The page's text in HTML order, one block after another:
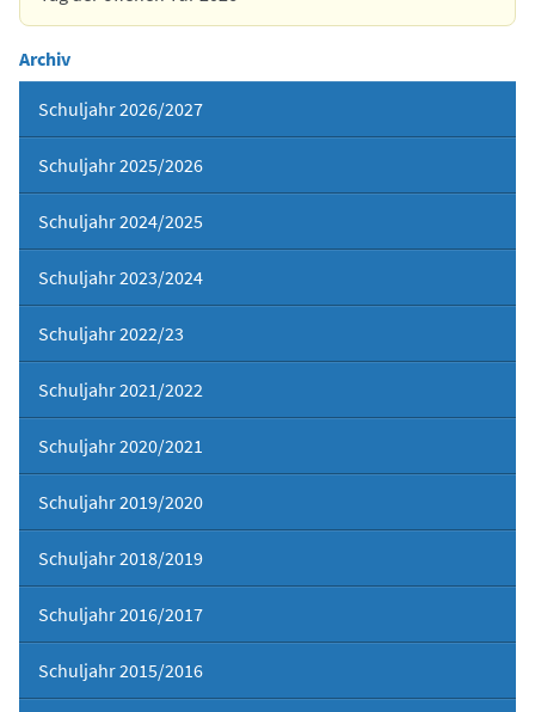
Archiv
Schuljahr 2026/2027
Schuljahr 2025/2026
Schuljahr 2024/2025
Schuljahr 2023/2024
Schuljahr 2022/23
Schuljahr 2021/2022
Schuljahr 2020/2021
Schuljahr 2019/2020
Schuljahr 2018/2019
Schuljahr 2016/2017
Schuljahr 2015/2016